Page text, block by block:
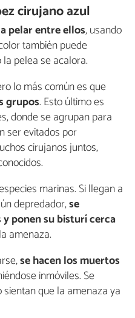
cirujano azul
pelar entre ellos, usando
también puede
pelea se acalora.
lo más común es que
grupos. Esto último es
donde se agrupan para
ser evitados por
cirujanos juntos,
marinas. Si llegan a
depredador,se
ponen su bisturí cerca
amenaza.
se hacen los muertos
inmóviles. Se
que la amenaza ya